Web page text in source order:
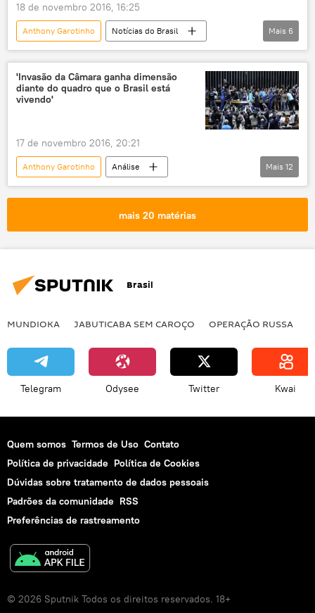
Palácio do Planalto
MPF
IPERJ
justiça
corrupção
prisão
governadores
aumento de impostos
18 de novembro 2016, 16:25
Anthony Garotinho
Notícias do Brasil
Notícias
Bangu
prisão
morte
cadeia presídio
Mais 6
'Invasão da Câmara ganha dimensão
diante do quadro que o Brasil está
vivendo'
17 de novembro 2016, 20:21
Anthony Garotinho
Análise
Notícias do Brasil
Notícias
Brasília
Sérgio Cabral
DEM
Congresso Nacional do Brasil
extrema direita
Mais 12
mais 20 matérias
Brasil
MUNDIOKA JABUTICABA SEM CAROÇO OPERAÇÃO RUSSA
Telegram Odysee Twitter Kwai
Quem somos Termos de Uso Contato
Política de privacidade Política de Cookies
Dúvidas sobre tratamento de dados pessoais
Padrões da comunidade RSS
Preferências de rastreamento
© 2026 Sputnik Todos os direitos reservados. 18+